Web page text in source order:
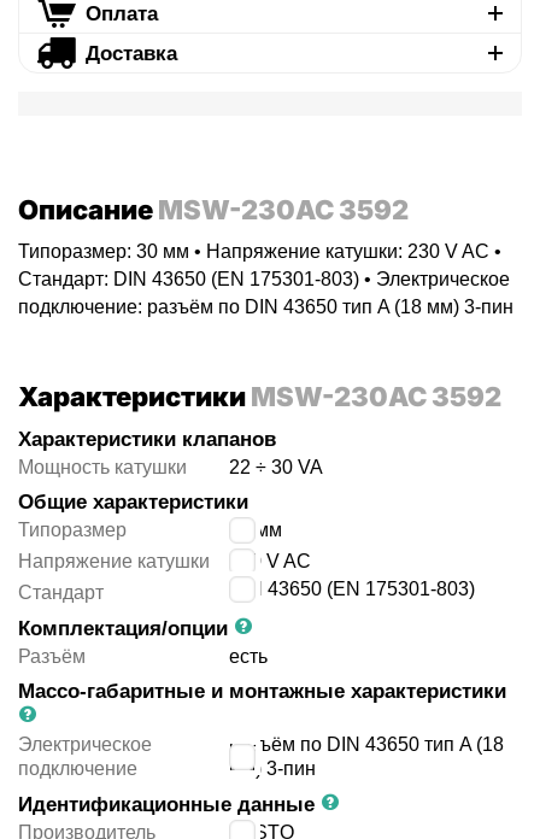
Оплата
Доставка
ОписаниеMSW-230AC 3592
Типоразмер: 30 мм • Напряжение катушки: 230 V AC •
Стандарт: DIN 43650 (EN 175301-803) • Электрическое
подключение: разъём по DIN 43650 тип A (18 мм) 3-пин
ХарактеристикиMSW-230AC 3592
Характеристики клапанов
Мощность катушки 22 ÷ 30 VA
Общие характеристики
Типоразмер
30 мм
Напряжение катушки
230 V AC
Стандарт
DIN 43650 (EN 175301-803)
Комплектация/опции
Разъём есть
Массо-габаритные и монтажные характеристики
Электрическое
подключение
разъём по DIN 43650 тип A (18
мм) 3-пин
Идентификационные данные
Производитель
FESTO